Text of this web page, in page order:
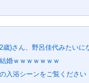
歳)さん、野呂佳代みたいに
婚ｗｗｗｗｗｗｗ
入浴シーンをご覧ください